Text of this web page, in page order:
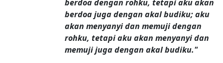
berdoa dengan rohku, tetapi aku akan
berdoa juga dengan akal budiku; aku
akan menyanyi dan memuji dengan
rohku, tetapi aku akan menyanyi dan
memuji juga dengan akal budiku."